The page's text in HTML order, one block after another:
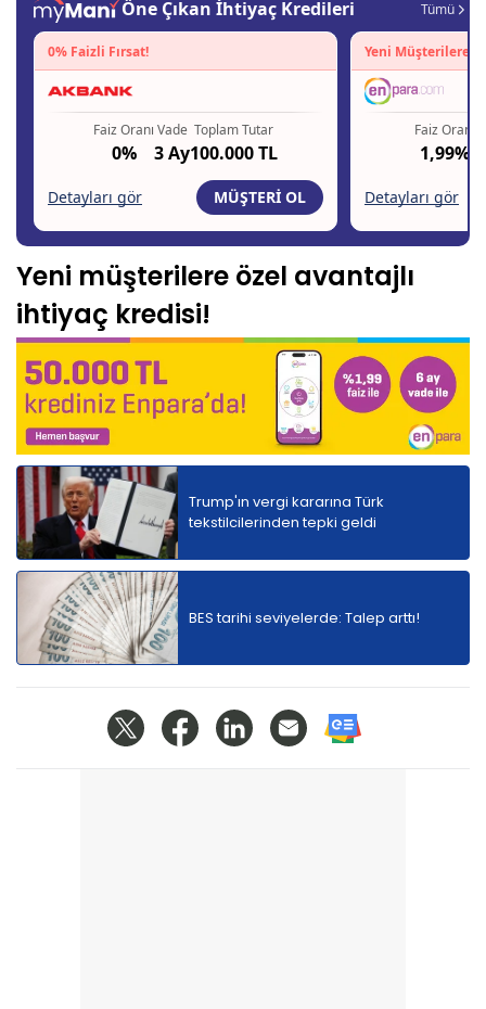
Yeni müşterilere özel avantajlı
ihtiyaç kredisi!
Trump'ın vergi kararına Türk
tekstilcilerinden tepki geldi
BES tarihi seviyelerde: Talep arttı!